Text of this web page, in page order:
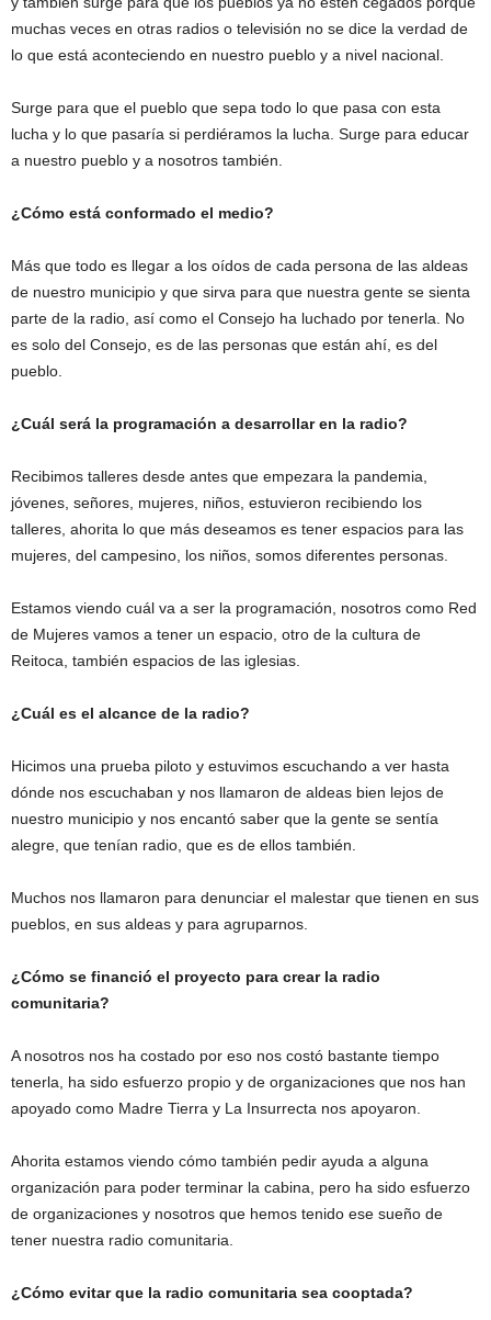
muchas veces en otras radios o televisión no se dice la verdad de
lo que está aconteciendo en nuestro pueblo y a nivel nacional.
Surge para que el pueblo que sepa todo lo que pasa con esta
lucha y lo que pasaría si perdiéramos la lucha. Surge para educar
a nuestro pueblo y a nosotros también.
¿Cómo está conformado el medio?
Más que todo es llegar a los oídos de cada persona de las aldeas
de nuestro municipio y que sirva para que nuestra gente se sienta
parte de la radio, así como el Consejo ha luchado por tenerla. No
es solo del Consejo, es de las personas que están ahí, es del
pueblo.
¿Cuál será la programación a desarrollar en la radio?
Recibimos talleres desde antes que empezara la pandemia,
jóvenes, señores, mujeres, niños, estuvieron recibiendo los
talleres, ahorita lo que más deseamos es tener espacios para las
mujeres, del campesino, los niños, somos diferentes personas.
Estamos viendo cuál va a ser la programación, nosotros como Red
de Mujeres vamos a tener un espacio, otro de la cultura de
Reitoca, también espacios de las iglesias.
¿Cuál es el alcance de la radio?
Hicimos una prueba piloto y estuvimos escuchando a ver hasta
dónde nos escuchaban y nos llamaron de aldeas bien lejos de
nuestro municipio y nos encantó saber que la gente se sentía
alegre, que tenían radio, que es de ellos también.
Muchos nos llamaron para denunciar el malestar que tienen en sus
pueblos, en sus aldeas y para agruparnos.
¿Cómo se financió el proyecto para crear la radio
comunitaria?
A nosotros nos ha costado por eso nos costó bastante tiempo
tenerla, ha sido esfuerzo propio y de organizaciones que nos han
apoyado como Madre Tierra y La Insurrecta nos apoyaron.
Ahorita estamos viendo cómo también pedir ayuda a alguna
organización para poder terminar la cabina, pero ha sido esfuerzo
de organizaciones y nosotros que hemos tenido ese sueño de
tener nuestra radio comunitaria.
¿Cómo evitar que la radio comunitaria sea cooptada?